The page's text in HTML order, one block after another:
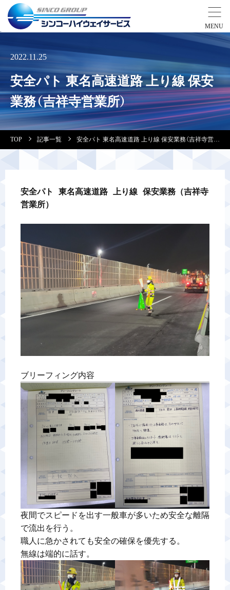
営業拠点
会社案内・実績紹介
反社会的勢力排除宣言
カスタマーハラスメントに対する基本方針
プライバシーポリシー
お問い合わせ
2022.11.25
安全パト 東名高速道路 上り線 保安
業務（吉祥寺営業所）
TOP 記事一覧 安全パト 東名高速道路 上り線 保安業務（吉祥寺営業所）
安全パト 東名高速道路 上り線 保安業務（吉祥寺
営業所）
ブリーフィング内容
夜間でスピードを出す一般車が多いため安全な離隔
で流出を行う。
職人に急かされても安全の確保を優先する。